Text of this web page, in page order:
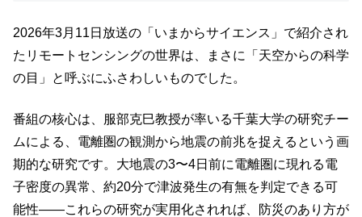
2026年3月11日放送の「いまからサイエンス」で紹介され
たリモートセンシングの世界は、まさに「天空からの科学
の目」と呼ぶにふさわしいものでした。
番組の核心は、服部克巳教授が率いる千葉大学の研究チー
ムによる、電離圏の観測から地震の前兆を捉えるという画
期的な研究です。大地震の3〜4日前に電離圏に現れる電
子密度の異常、約20分で津波発生の有無を判定できる可
能性――これらの研究が実用化されれば、防災のあり方が